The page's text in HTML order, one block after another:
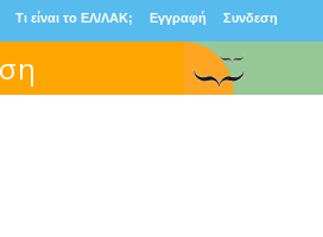
Τι είναι το ΕΛ/ΛΑΚ; Εγγραφή Συνδεση